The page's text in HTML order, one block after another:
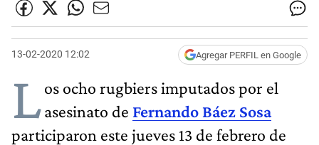
13-02-2020 12:02 Agregar PERFIL en Google
Los ocho rugbiers imputados por el
asesinato de Fernando Báez Sosa
participaron este jueves 13 de febrero de